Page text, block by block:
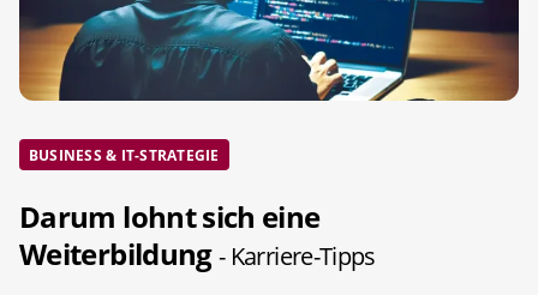
BUSINESS & IT-STRATEGIE
Darum lohnt sich eine
Weiterbildung- Karriere-Tipps